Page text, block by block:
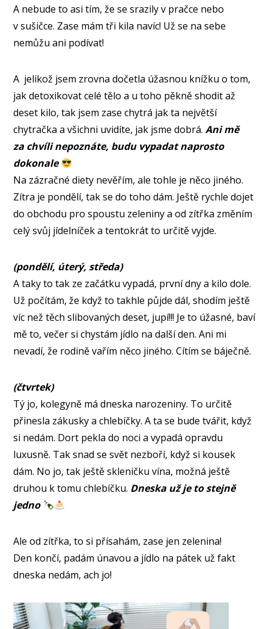
A nebude to asi tím, že se srazily v pračce nebo
v sušičce. Zase mám tři kila navíc! Už se na sebe
nemůžu ani podívat!
A jelikož jsem zrovna dočetla úžasnou knížku o tom,
jak detoxikovat celé tělo a u toho pěkně shodit až
deset kilo, tak jsem zase chytrá jak ta největší
chytračka a všichni uvidíte, jak jsme dobrá.Ani mě
za chvíli nepoznáte, budu vypadat naprosto
dokonale
Na zázračné diety nevěřím, ale tohle je něco jiného.
Zítra je pondělí, tak se do toho dám. Ještě rychle dojet
do obchodu pro spoustu zeleniny a od zítřka změním
celý svůj jídelníček a tentokrát to určitě vyjde.
(pondělí, úterý, středa)
A taky to tak ze začátku vypadá, první dny a kilo dole.
Už počítám, že když to takhle půjde dál, shodím ještě
víc než těch slibovaných deset, jupí!!! Je to úžasné, baví
mě to, večer si chystám jídlo na další den. Ani mi
nevadí, že rodině vařím něco jiného. Cítím se báječně.
(čtvrtek)
Tý jo, kolegyně má dneska narozeniny. To určitě
přinesla zákusky a chlebíčky. A ta se bude tvářit, když
si nedám. Dort pekla do noci a vypadá opravdu
luxusně. Tak snad se svět nezboří, když si kousek
dám. No jo, tak ještě skleničku vína, možná ještě
druhou k tomu chlebíčku. Dneska už je to stejně
jedno
Ale od zítřka, to si přísahám, zase jen zelenina!
Den končí, padám únavou a jídlo na pátek už fakt
dneska nedám, ach jo!